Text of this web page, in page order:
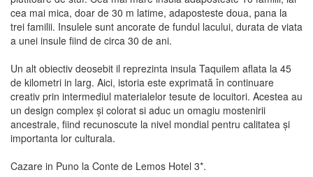
cea mai mica, doar de 30 m latime, adaposteste doua, pana la
trei familii. Insulele sunt ancorate de fundul lacului, durata de viata
a unei insule fiind de circa 30 de ani.
Un alt obiectiv deosebit il reprezinta insula Taquilem aflata la 45
de kilometri in larg. Aici, istoria este exprimată în continuare
creativ prin intermediul materialelor tesute de locuitori. Acestea au
un design complex și colorat si aduc un omagiu mostenirii
ancestrale, fiind recunoscute la nivel mondial pentru calitatea și
importanta lor culturala.
Cazare in Puno la Conte de Lemos Hotel 3*.